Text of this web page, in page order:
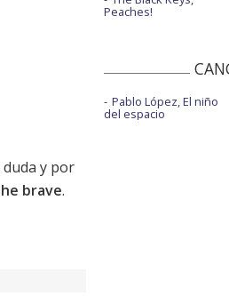
y por
brave.
Peaches!
Pablo López, El niño
del espacio